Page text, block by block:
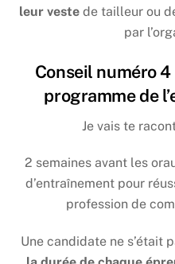
leur veste de tailleur ou
par
Conseil numéro
programme de
Je vais te
2 semaines avant les
d’entraînement pour
profession de
Une candidate ne s’était